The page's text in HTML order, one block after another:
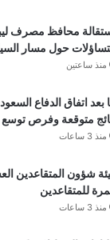
محافظ مصرف
حول مسار
منذ ساعتين
بعد اتفاق الدفاع
متوقعة وفرص توسع
منذ 3 ساعات
شؤون المتقاعدين
للمتقاعدين
منذ 3 ساعات